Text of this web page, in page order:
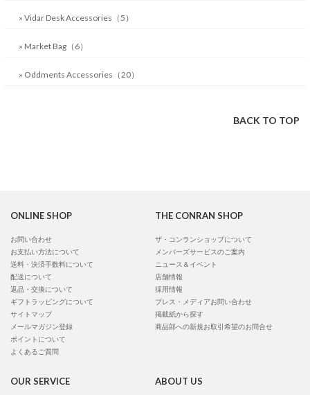
» Vidar Desk Accessories（5）
» Market Bag（6）
» Oddments Accessories（20）
BACK TO TOP
ONLINE SHOP
お問い合わせ
お支払い方法について
送料・決済手数料について
配送について
返品・交換について
ギフトラッピングについて
サイトマップ
メールマガジン登録
ポイントについて
よくあるご質問
THE CONRAN SHOP
ザ・コンランショップについて
メンバーズサービスのご案内
ニュース＆イベント
店舗情報
採用情報
プレス・メディアお問い合わせ
掲載紙から探す
商品部への新規お取引希望のお問合せ
OUR SERVICE ABOUT US